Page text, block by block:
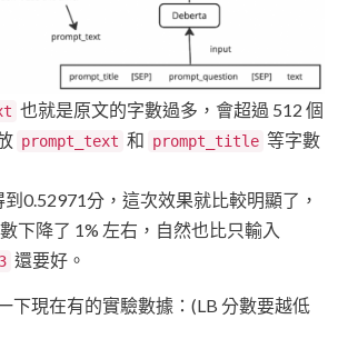
也就是原文的字數過多，會超過 512 個
prompt_text 和 prompt_title 等字數
0.52971分，這次效果就比較明顯了，
下降了 1% 左右，自然也比只輸入
還要好。
下現在有的實驗數據：(LB 分數要越低